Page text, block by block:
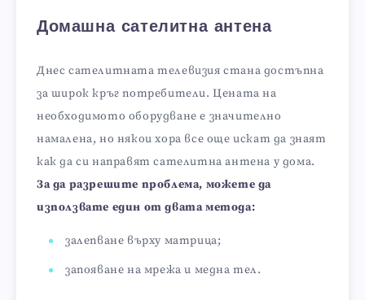
Домашна сателитна антена
Днес сателитната телевизия стана достъпна
за широк кръг потребители. Цената на
необходимото оборудване е значително
намалена, но някои хора все още искат да знаят
как да си направят сателитна антена у дома.
За да разрешите проблема, можете да
използвате един от двата метода:
залепване върху матрица;
запояване на мрежа и медна тел.